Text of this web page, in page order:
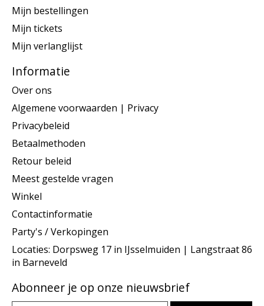
Mijn bestellingen
Mijn tickets
Mijn verlanglijst
Informatie
Over ons
Algemene voorwaarden | Privacy
Privacybeleid
Betaalmethoden
Retour beleid
Meest gestelde vragen
Winkel
Contactinformatie
Party's / Verkopingen
Locaties: Dorpsweg 17 in IJsselmuiden | Langstraat 86
in Barneveld
Abonneer je op onze nieuwsbrief